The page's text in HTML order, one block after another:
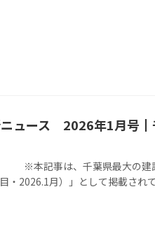
ニュース 2026年1月号
建設専門紙【
2026.1月）」として掲載され